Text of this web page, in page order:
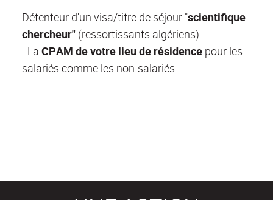
Détenteur d'un visa/titre de séjour "scientifique
chercheur" (ressortissants algériens) :
- La CPAM de votre lieu de résidence pour les
salariés comme les non-salariés.